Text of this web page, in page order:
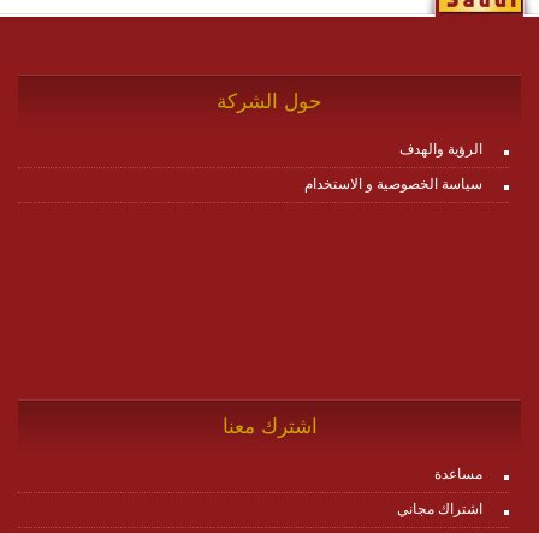
حول الشركة
الرؤية والهدف
سياسة الخصوصية و الاستخدام
اشترك معنا
مساعدة
اشتراك مجاني